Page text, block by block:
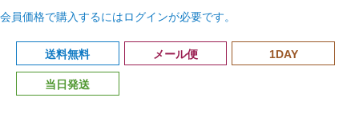
会員価格で購入するにはログインが必要です。
送料無料 メール便 1DAY
当日発送